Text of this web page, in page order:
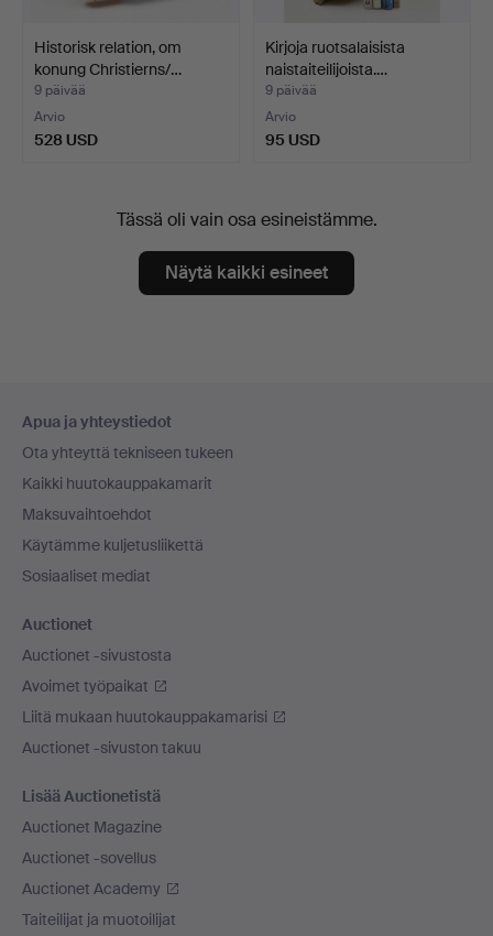
Historisk relation, om
konung Christierns/…
9 päivää
Arvio
528 USD
Kirjoja ruotsalaisista
naistaiteilijoista.…
9 päivää
Arvio
95 USD
Tässä oli vain osa esineistämme.
Näytä kaikki esineet
Apua ja yhteystiedot
Ota yhteyttä tekniseen tukeen
Kaikki huutokauppakamarit
Maksuvaihtoehdot
Käytämme kuljetusliikettä
Sosiaaliset mediat
Auctionet
Auctionet -sivustosta
Avoimet työpaikat
Liitä mukaan huutokauppakamarisi
Auctionet -sivuston takuu
Lisää Auctionetistä
Auctionet Magazine
Auctionet -sovellus
Auctionet Academy
Taiteilijat ja muotoilijat